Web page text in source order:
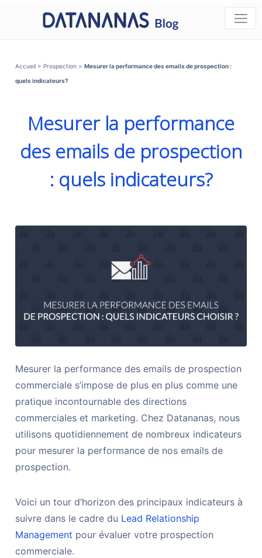
Accueil > Prospection >Mesurer la performance des emails de prospection :
quels indicateurs?
Mesurer la performance
des emails de prospection
: quels indicateurs?
Mesurer la performance des emails de prospection
commerciale s’impose de plus en plus comme une
pratique incontournable des directions
commerciales et marketing. Chez Datananas, nous
utilisons quotidiennement de nombreux indicateurs
pour mesurer la performance de nos emails de
prospection.
Voici un tour d’horizon des principaux indicateurs à
suivre dans le cadre du Lead Relationship
Management pour évaluer votre prospection
commerciale.